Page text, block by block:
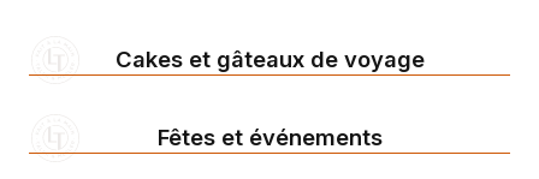
Cakes et gâteaux de voyage
Fêtes et événements